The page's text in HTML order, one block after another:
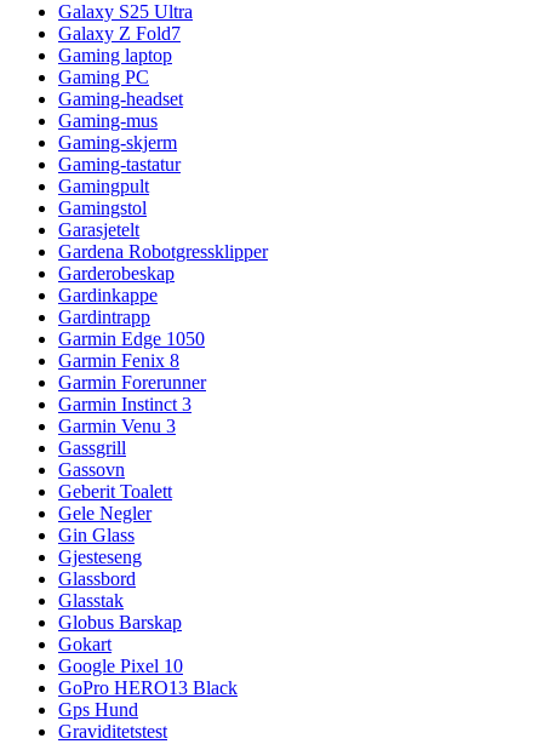
Galaxy S25 Ultra
Galaxy Z Fold7
Gaming laptop
Gaming PC
Gaming-headset
Gaming-mus
Gaming-skjerm
Gaming-tastatur
Gamingpult
Gamingstol
Garasjetelt
Gardena Robotgressklipper
Garderobeskap
Gardinkappe
Gardintrapp
Garmin Edge 1050
Garmin Fenix 8
Garmin Forerunner
Garmin Instinct 3
Garmin Venu 3
Gassgrill
Gassovn
Geberit Toalett
Gele Negler
Gin Glass
Gjesteseng
Glassbord
Glasstak
Globus Barskap
Gokart
Google Pixel 10
GoPro HERO13 Black
Gps Hund
Graviditetstest